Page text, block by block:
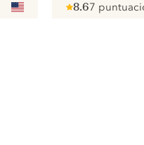
8.6
pour
7